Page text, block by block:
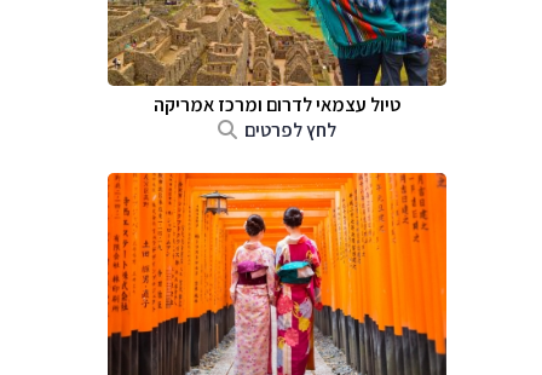
טיול עצמאי לדרום ומרכז אמריקה
לחץ לפרטים